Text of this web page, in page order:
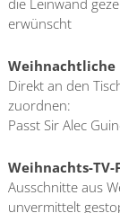
die Leinwand
erwünscht
Weihnachtliche
Direkt an den
zuordnen:
Passt Sir Alec
Weihnachts-
Ausschnitte aus
unvermittelt